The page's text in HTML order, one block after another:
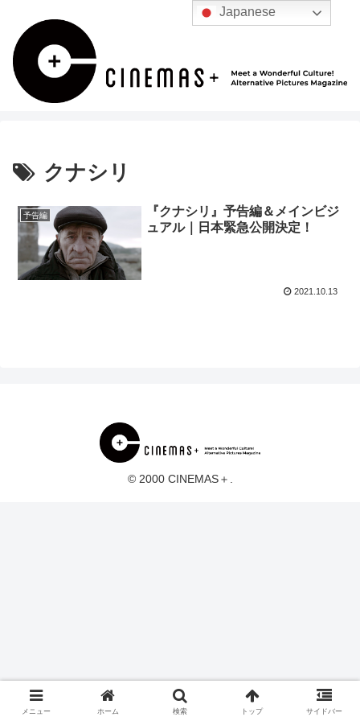
クナシリ
予告編
『クナシリ』予告編＆メインビジ
ュアル｜日本緊急公開決定！
2021.10.13
© 2000 CINEMAS＋.
メニュー ホーム 検索 トップ サイドバー
Japanese